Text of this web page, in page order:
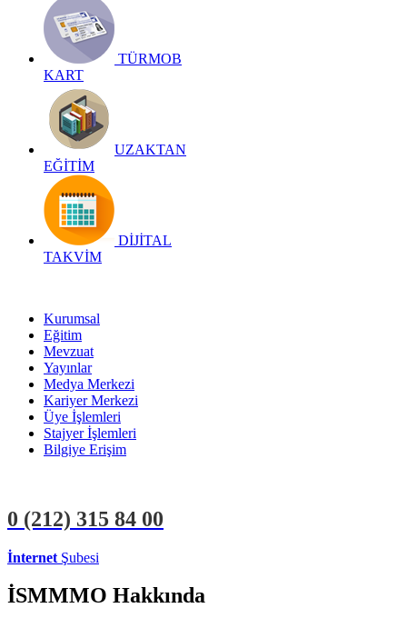
TÜRMOB
KART
UZAKTAN
EĞİTİM
DİJİTAL
TAKVİM
Kurumsal
Eğitim
Mevzuat
Yayınlar
Medya Merkezi
Kariyer Merkezi
Üye İşlemleri
Stajyer İşlemleri
Bilgiye Erişim
0 (212) 315 84 00
İnternet Şubesi
İSMMMO Hakkında